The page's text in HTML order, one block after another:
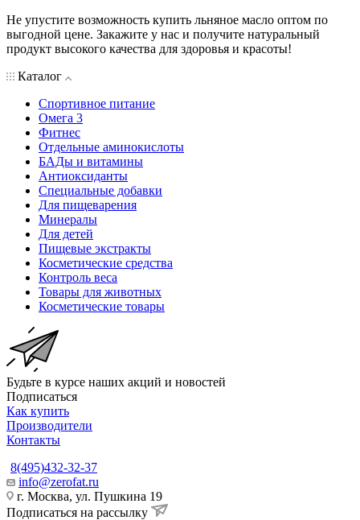
Не упустите возможность купить льняное масло оптом по
выгодной цене. Закажите у нас и получите натуральный
продукт высокого качества для здоровья и красоты!
Каталог
Спортивное питание
Омега 3
Фитнес
Отдельные аминокислоты
БАДы и витамины
Антиоксиданты
Специальные добавки
Для пищеварения
Минералы
Для детей
Пищевые экстракты
Косметические средства
Контроль веса
Товары для животных
Косметические товары
Будьте в курсе наших акций и новостей
Подписаться
Как купить
Производители
Контакты
8(495)432-32-37
info@zerofat.ru
г. Москва, ул. Пушкина 19
Подписаться на рассылку